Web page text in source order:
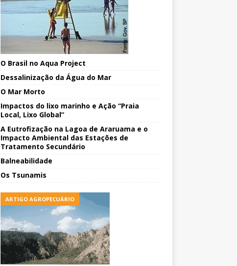
O Brasil no Aqua Project
Dessalinização da Água do Mar
O Mar Morto
Impactos do lixo marinho e Ação “Praia
Local, Lixo Global”
A Eutrofização na Lagoa de Araruama e o
Impacto Ambiental das Estações de
Tratamento Secundário
Balneabilidade
Os Tsunamis
ARTIGO AGROPECUÁRIO